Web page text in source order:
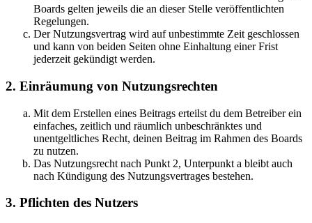
Boards gelten jeweils die an dieser Stelle veröffentlichten
Regelungen.
Der Nutzungsvertrag wird auf unbestimmte Zeit geschlossen
und kann von beiden Seiten ohne Einhaltung einer Frist
jederzeit gekündigt werden.
2. Einräumung von Nutzungsrechten
Mit dem Erstellen eines Beitrags erteilst du dem Betreiber ein
einfaches, zeitlich und räumlich unbeschränktes und
unentgeltliches Recht, deinen Beitrag im Rahmen des Boards
zu nutzen.
Das Nutzungsrecht nach Punkt 2, Unterpunkt a bleibt auch
nach Kündigung des Nutzungsvertrages bestehen.
3. Pflichten des Nutzers